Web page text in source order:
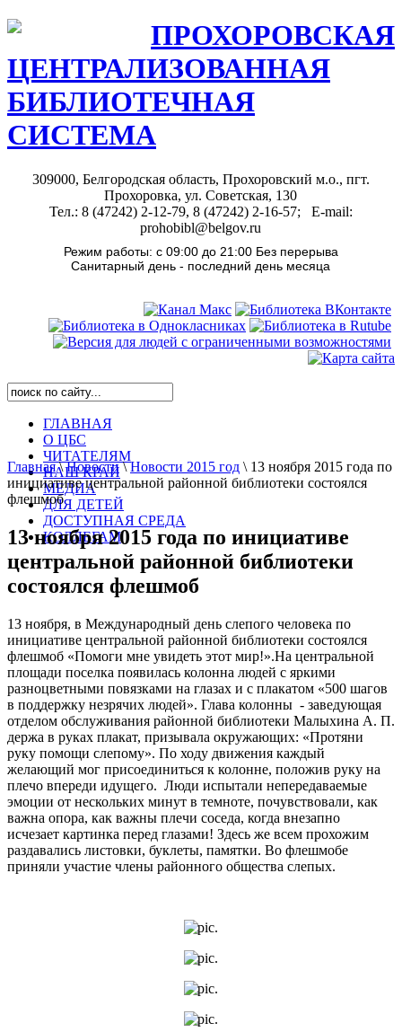
ПРОХОРОВСКАЯ
ЦЕНТРАЛИЗОВАННАЯ
БИБЛИОТЕЧНАЯ
СИСТЕМА
309000, Белгородская область, Прохоровский м.о., пгт.
Прохоровка, ул. Советская, 130
Тел.: 8 (47242) 2-12-79, 8 (47242) 2-16-57; E-mail:
prohobibl@belgov.ru
Режим работы: с 09:00 до 21:00 Без перерыва
Санитарный день - последний день месяца
ГЛАВНАЯ
О ЦБС
ЧИТАТЕЛЯМ
НАШ КРАЙ
МЕДИА
ДЛЯ ДЕТЕЙ
ДОСТУПНАЯ СРЕДА
КОЛЛЕГАМ
Главная\Новости\Новости 2015 год \ 13 ноября 2015 года по
инициативе центральной районной библиотеки состоялся
флешмоб
13 ноября 2015 года по инициативе
центральной районной библиотеки
состоялся флешмоб
13 ноября, в Международный день слепого человека по
инициативе центральной районной библиотеки состоялся
флешмоб «Помоги мне увидеть этот мир!».На центральной
площади поселка появилась колонна людей с яркими
разноцветными повязками на глазах и с плакатом «500 шагов
в поддержку незрячих людей». Глава колонны - заведующая
отделом обслуживания районной библиотеки Малыхина А. П.
держа в руках плакат, призывала окружающих: «Протяни
руку помощи слепому». По ходу движения каждый
желающий мог присоединиться к колонне, положив руку на
плечо впереди идущего. Люди испытали непередаваемые
эмоции от нескольких минут в темноте, почувствовали, как
важна опора, как важны плечи соседа, когда внезапно
исчезает картинка перед глазами! Здесь же всем прохожим
раздавались листовки, буклеты, памятки. Во флешмобе
приняли участие члены районного общества слепых.